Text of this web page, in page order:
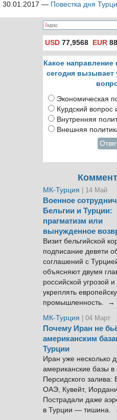
30.01.2017 — Повестка дня
USD 77,9568 EUR
Какое
сегодня
Экономическая
Курдский вопрос
Внутренняя
Внешняя
МК-Турция | 14 Май
Военное
Бельгии и Турции:
прагматизм или
вынужденное
Визит бельгийской
подписание девяти
соглашений с
объясняют двумя
российской угрозой
укреплять
промышленность. →
МК-Турция
| 04 Март
Почему Иран не
американским
Турции
Иран уже несколько
американские базы в
Персидского залива:
ОАЭ, Кувейт,
Пострадали даже
в Турции — тишина.